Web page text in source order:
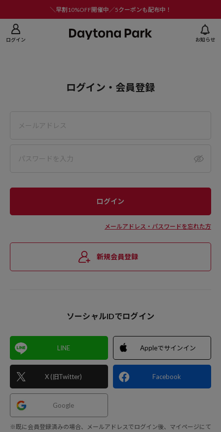
＼早割10%OFF開催中／5クーポンも配布中！
ログイン お知らせ
ログイン・会員登録
メールアドレス・パスワードを忘れた方
新規会員登録
ソーシャルIDでログイン
LINE
X (旧Twitter)
Appleでサインイン
Facebook
Google
※既に会員登録済みの場合、メールアドレスでログイン後、マイページにて